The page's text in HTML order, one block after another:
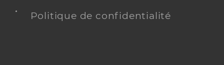
Politique de confidentialité